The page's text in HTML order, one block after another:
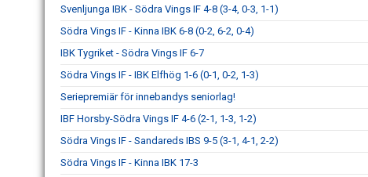
Svenljunga IBK - Södra Vings IF 4-8 (3-4, 0-3, 1-1)
Södra Vings IF - Kinna IBK 6-8 (0-2, 6-2, 0-4)
IBK Tygriket - Södra Vings IF 6-7
Södra Vings IF - IBK Elfhög 1-6 (0-1, 0-2, 1-3)
Seriepremiär för innebandys seniorlag!
IBF Horsby-Södra Vings IF 4-6 (2-1, 1-3, 1-2)
Södra Vings IF - Sandareds IBS 9-5 (3-1, 4-1, 2-2)
Södra Vings IF - Kinna IBK 17-3